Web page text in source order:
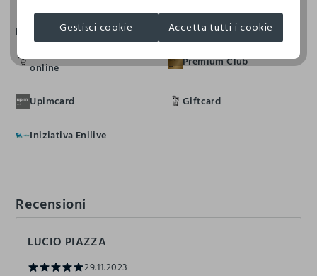
IN QUESTO NEGOZIO
Punto di ritiro ordini
online Premium Club
Upimcard Giftcard
Iniziativa Enilive
Recensioni
LUCIO PIAZZA
29.11.2023
Gestisci cookie Accetta tutti i cookie